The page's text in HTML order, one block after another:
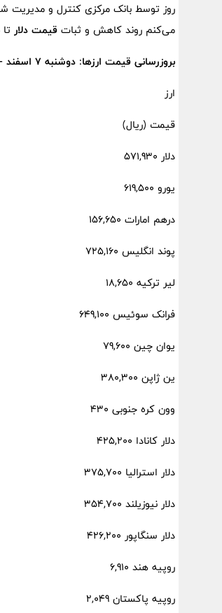
روز توسط بانک مرکزی کنترل و مدیریت
می‌کنم روند کاهش و ثبات قیمت دلار
بروزرسانی قیمت ارزها: دوشنبه 7 اسفند - 08:30
ارز
قیمت (ریال)
دلار 571,930
یورو 619,500
درهم امارات 156,650
پوند انگلیس 725,160
لیر ترکیه 18,650
فرانک سوئیس 649,100
یوان چین 79,600
ین ژاپن 380,300
وون کره جنوبی 430
دلار کانادا 425,200
دلار استرالیا 375,700
دلار نیوزیلند 354,700
دلار سنگاپور 426,200
روپیه هند 6,910
روپیه پاکستان 2,049